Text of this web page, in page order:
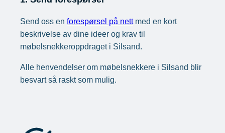
Send oss en forespørsel på nettmed en kort
beskrivelse av dine ideer og krav til
møbelsnekkeroppdraget i Silsand.
Alle henvendelser om møbelsnekkere i Silsand blir
besvart så raskt som mulig.